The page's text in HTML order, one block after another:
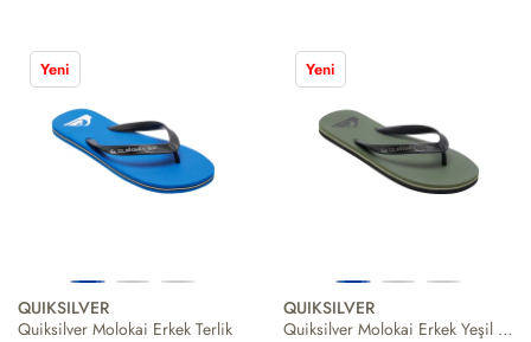
Yeni
QUIKSILVER
Quiksilver Molokai Erkek Terlik
Yeni
QUIKSILVER
Quiksilver Molokai Erkek Yeşil Terlik